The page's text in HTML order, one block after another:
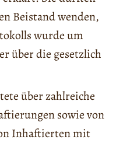
Beistand wenden,
wurde um
über die gesetzlich
über zahlreiche
sowie von
Inhaftierten mit